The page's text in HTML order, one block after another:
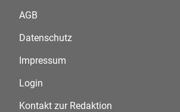
AGB
Datenschutz
Impressum
Login
Kontakt zur Redaktion